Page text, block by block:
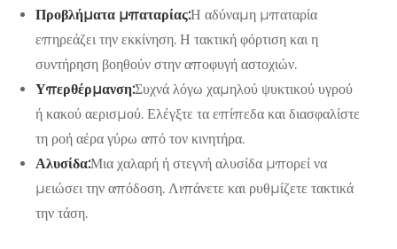
Προβλήματα μπαταρίας:Η αδύναμη μπαταρία
επηρεάζει την εκκίνηση. Η τακτική φόρτιση και η
συντήρηση βοηθούν στην αποφυγή αστοχιών.
Υπερθέρμανση:Συχνά λόγω χαμηλού ψυκτικού υγρού
ή κακού αερισμού. Ελέγξτε τα επίπεδα και διασφαλίστε
τη ροή αέρα γύρω από τον κινητήρα.
Αλυσίδα:Μια χαλαρή ή στεγνή αλυσίδα μπορεί να
μειώσει την απόδοση. Λιπάνετε και ρυθμίζετε τακτικά
την τάση.